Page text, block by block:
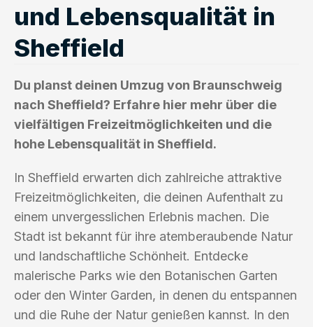
und Lebensqualität in
Sheffield
Du planst deinen Umzug von Braunschweig
nach Sheffield? Erfahre hier mehr über die
vielfältigen Freizeitmöglichkeiten und die
hohe Lebensqualität in Sheffield.
In Sheffield erwarten dich zahlreiche attraktive
Freizeitmöglichkeiten, die deinen Aufenthalt zu
einem unvergesslichen Erlebnis machen. Die
Stadt ist bekannt für ihre atemberaubende Natur
und landschaftliche Schönheit. Entdecke
malerische Parks wie den Botanischen Garten
oder den Winter Garden, in denen du entspannen
und die Ruhe der Natur genießen kannst. In den